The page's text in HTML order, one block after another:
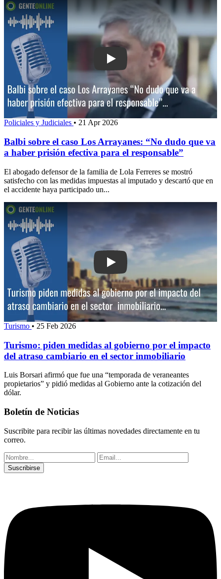
Play: Balbi sobre el caso Los
Policiales y Judiciales • 21 Apr 2026
Balbi sobre el caso Los Arrayanes: “No dudo que va
a haber prisión efectiva para el responsable”
El abogado defensor de la familia de Lola Ferreres se mostró
satisfecho con las medidas impuestas al imputado y descartó que en
el accidente haya participado un...
Play: Turismo: piden medidas al
Turismo • 25 Feb 2026
Turismo: piden medidas al gobierno por el impacto
del atraso cambiario en el sector inmobiliario
Luis Borsari afirmó que fue una “temporada de veraneantes
propietarios” y pidió medidas al Gobierno ante la cotización del
dólar.
Boletín de Noticias
Suscribite para recibir las últimas novedades directamente en tu
correo.
Suscribirse